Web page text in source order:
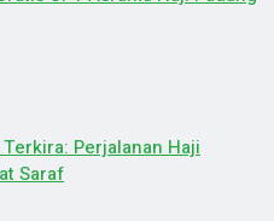
Perjalanan Haji
Saraf